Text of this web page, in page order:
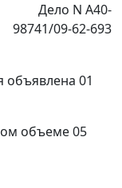
Дело N А40-
98741/09-62-693
объявлена 01
объеме 05